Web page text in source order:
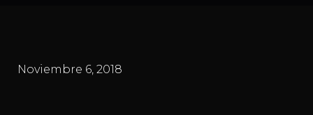
Noviembre 6, 2018